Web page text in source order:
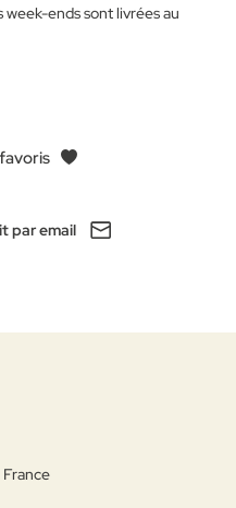
week-ends sont livrées au
par email
France